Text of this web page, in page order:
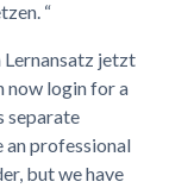
“
Lernansatz jetzt
now login for a
separate
an professional
but we have